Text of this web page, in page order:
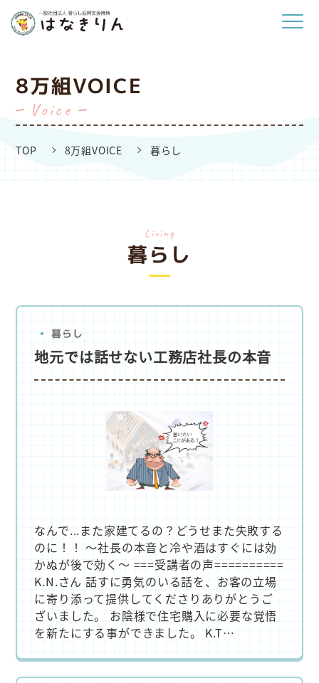
8万組VOICE
Voice
TOP 8万組VOICE 暮らし
living
暮らし
暮らし
地元では話せない工務店社長の本音
なんで...また家建てるの？どうせまた失敗する
のに！！ ～社長の本音と冷や酒はすぐには効
かぬが後で効く～ ===受講者の声==========
K.N.さん 話すに勇気のいる話を、お客の立場
に寄り添って提供してくださりありがとうご
ざいました。 お陰様で住宅購入に必要な覚悟
を新たにする事ができました。 K.T…